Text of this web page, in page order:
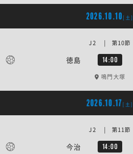
2026.10.10 [土]
徳島 14:00
J2 | 第10節
鳴門大塚
2026.10.17[土]
今治 14:00
J2 | 第11節